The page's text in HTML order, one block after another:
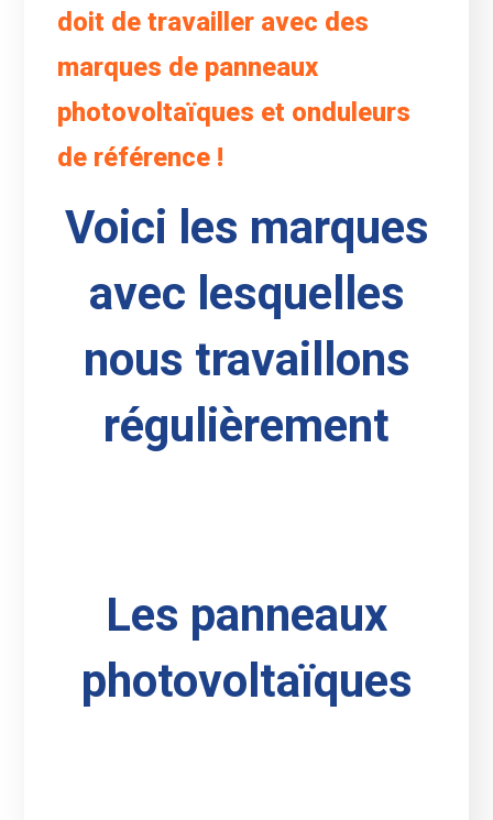
doit de travailler avec des
marques de panneaux
photovoltaïques et onduleurs
de référence !
Voici les marques
avec lesquelles
nous travaillons
régulièrement
Les panneaux
photovoltaïques